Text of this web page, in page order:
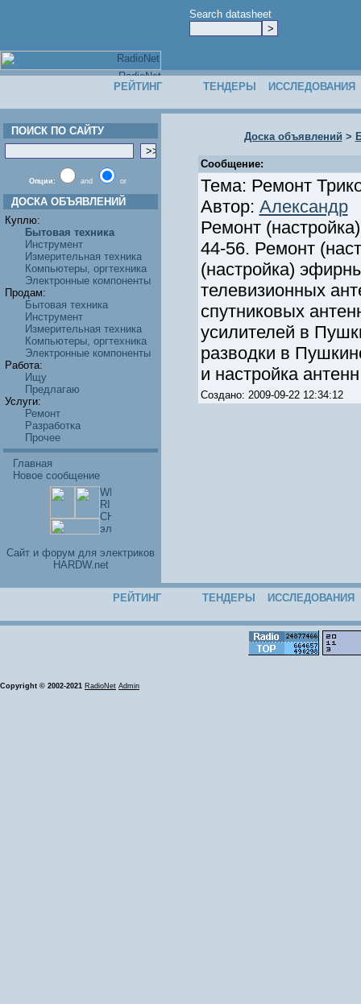
Search datasheet
РЕЙТИНГ ТЕНДЕРЫ ИССЛЕДОВАНИЯ
ПОИСК ПО САЙТУ
Опции: and or
ДОСКА ОБЪЯВЛЕНИЙ
Куплю:
Бытовая техника
Инструмент
Измерительная техника
Компьютеры, оргтехника
Электронные компоненты
Продам:
Бытовая техника
Инструмент
Измерительная техника
Компьютеры, оргтехника
Электронные компоненты
Работа:
Ищу
Предлагаю
Услуги:
Ремонт
Разработка
Прочее
Главная
Новое сообщение
Cайт и форум для электриков
HARDW.net
Доска объявлений >
Сообщение:
Тема: Ремонт
Автор: Александр
Ремонт
44-56. Ремонт
(настройка)
телевизионных
спутниковых
усилителей в
разводки в
и настройка
Создано: 2009-09-22 12:34:12
РЕЙТИНГ ТЕНДЕРЫ ИССЛЕДОВАНИЯ
Copyright © 2002-2021 RadioNet Admin